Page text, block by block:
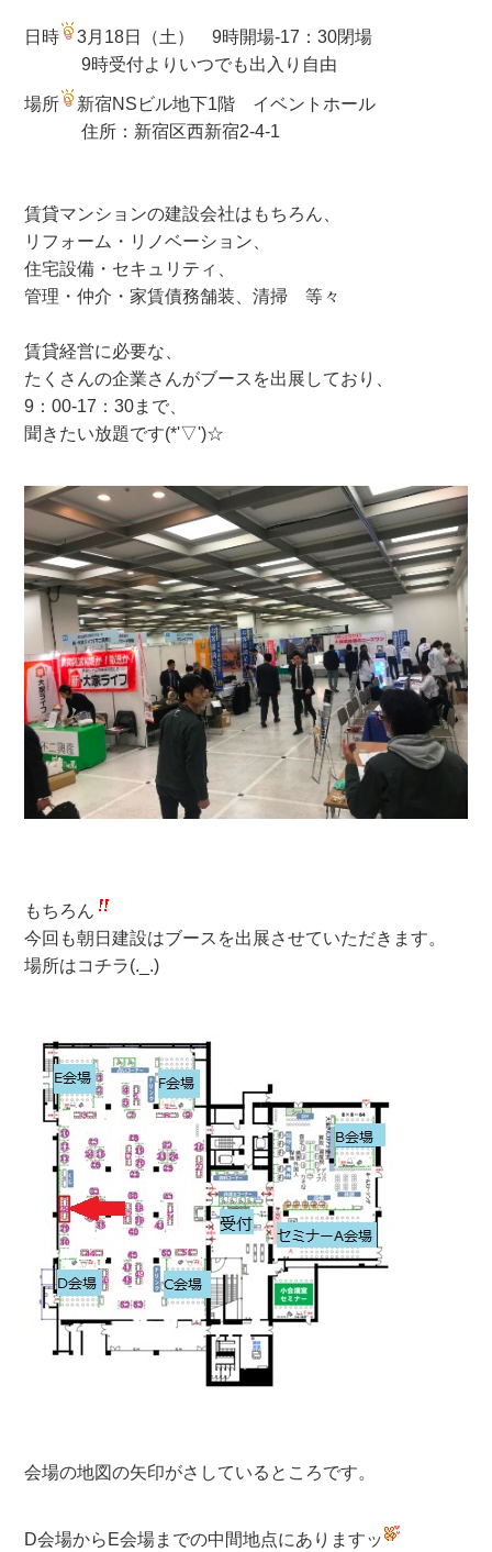
日時
3月18日（土） 9時開場-17：30閉場
9時受付よりいつでも出入り自由
場所
新宿NSビル地下1階 イベントホール
住所：新宿区西新宿2-4-1
賃貸マンションの建設会社はもちろん、
リフォーム・リノベーション、
住宅設備・セキュリティ、
管理・仲介・家賃債務舗装、清掃 等々
賃貸経営に必要な、
たくさんの企業さんがブースを出展しており、
9：00-17：30まで、
聞きたい放題です(*'▽')☆
もちろん
今回も朝日建設はブースを出展させていただきます。
場所はコチラ(._.)
会場の地図の矢印がさしているところです。
D会場からE会場までの中間地点にありますッ